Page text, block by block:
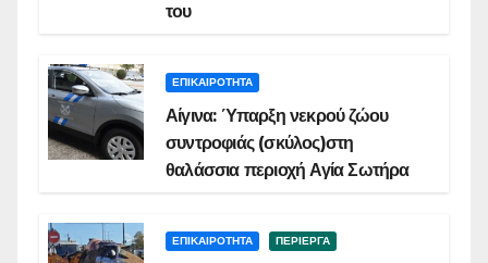
του
ΕΠΙΚΑΙΡΟΤΗΤΑ
Αίγινα: Ύπαρξη νεκρού ζώου
συντροφιάς (σκύλος)στη
θαλάσσια περιοχή Αγία Σωτήρα
ΕΠΙΚΑΙΡΟΤΗΤΑ ΠΕΡΙΕΡΓΑ